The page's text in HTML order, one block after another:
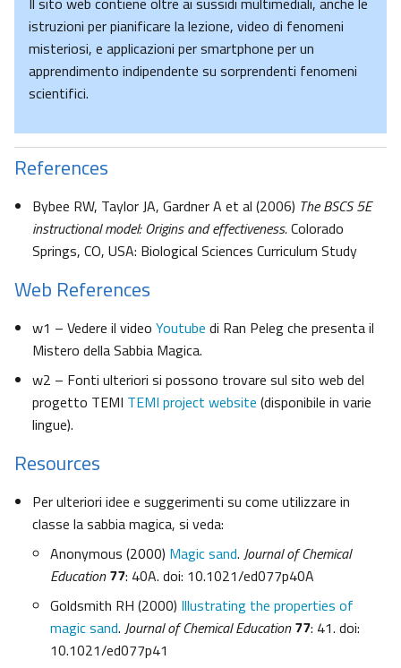
istruzioni per pianificare la lezione, video di fenomeni
misteriosi, e applicazioni per smartphone per un
apprendimento indipendente su sorprendenti fenomeni
scientifici.
References
Bybee RW, Taylor JA, Gardner A et al (2006) The BSCS 5E
instructional model: Origins and effectiveness.Colorado
Springs, CO, USA: Biological Sciences Curriculum Study
Web References
w1 – Vedere il video Youtube di Ran Peleg che presenta il
Mistero della Sabbia Magica.
w2 – Fonti ulteriori si possono trovare sul sito web del
progetto TEMI TEMI project website (disponibile in varie
lingue).
Resources
Per ulteriori idee e suggerimenti su come utilizzare in
classe la sabbia magica, si veda:
Anonymous (2000) Magic sand. Journal of Chemical
Education 77: 40A. doi: 10.1021/ed077p40A
Goldsmith RH (2000) Illustrating the properties of
magic sand. Journal of Chemical Education 77: 41. doi:
10.1021/ed077p41